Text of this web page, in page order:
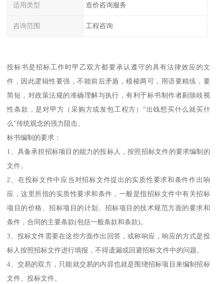
适用类型 造价咨询服务
咨询范围 工程咨询
投标书是招标工作时甲乙双方都要承认遵守的具有法律效应的文
件，因此逻辑性要强，不能前后矛盾，模棱两可，用语要精练，要
简短，对政策法规的准确理解与执行，有利于标书制作者剔除歧视
性条款，是对甲方（采购方或发包工程方）“出钱想买什么就买什
么”传统观念的强力阻击。
标书编制的要求：
1、具备承担招标项目的能力的投标人，按照招标文件的要求编制的
文件。
2、在投标文件中应当对招标文件提出的实质性要求和条件作出响
应，这里所指的实质性要求和条件，一般是指招标文件中有关招标
项目的价格、招标项目的计划、招标项目的技术规范方面的要求和
条件，合同的主要条款(包括一般条款和条款)。
3、投标文件需要在这些方面作出回答，或称响应，响应的方式是投
标人按照招标文件进行填报，不得遗漏或回避招标文件中的问题。
4、交易的双方，只能就交易的内容也就是围绕招标项目来编制招标
文件、投标文件。